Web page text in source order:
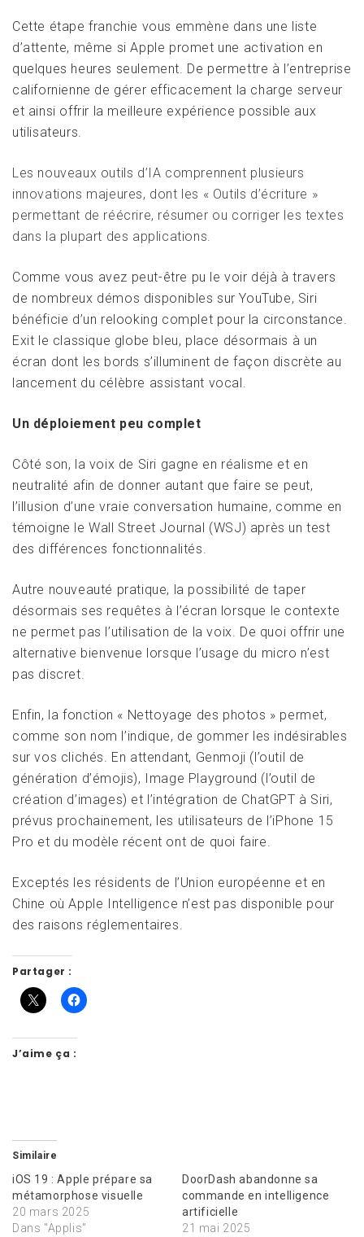
Cette étape franchie vous emmène dans une liste
d’attente, même si Apple promet une activation en
quelques heures seulement. De permettre à l’entreprise
californienne de gérer efficacement la charge serveur
et ainsi offrir la meilleure expérience possible aux
utilisateurs.
Les nouveaux outils d’IA comprennent plusieurs
innovations majeures, dont les « Outils d’écriture »
permettant de réécrire, résumer ou corriger les textes
dans la plupart des applications.
Comme vous avez peut-être pu le voir déjà à travers
de nombreux démos disponibles sur YouTube, Siri
bénéficie d’un relooking complet pour la circonstance.
Exit le classique globe bleu, place désormais à un
écran dont les bords s’illuminent de façon discrète au
lancement du célèbre assistant vocal.
Un déploiement peu complet
Côté son, la voix de Siri gagne en réalisme et en
neutralité afin de donner autant que faire se peut,
l’illusion d’une vraie conversation humaine, comme en
témoigne le Wall Street Journal (WSJ) après un test
des différences fonctionnalités.
Autre nouveauté pratique, la possibilité de taper
désormais ses requêtes à l’écran lorsque le contexte
ne permet pas l’utilisation de la voix. De quoi offrir une
alternative bienvenue lorsque l’usage du micro n’est
pas discret.
Enfin, la fonction « Nettoyage des photos » permet,
comme son nom l’indique, de gommer les indésirables
sur vos clichés. En attendant, Genmoji (l’outil de
génération d’émojis), Image Playground (l’outil de
création d’images) et l’intégration de ChatGPT à Siri,
prévus prochainement, les utilisateurs de l’iPhone 15
Pro et du modèle récent ont de quoi faire.
Exceptés les résidents de l’Union européenne et en
Chine où Apple Intelligence n’est pas disponible pour
des raisons réglementaires.
Partager :
J’aime ça :
Similaire
iOS 19 : Apple prépare sa
métamorphose visuelle
20 mars 2025
Dans "Applis"
DoorDash abandonne sa
commande en intelligence
artificielle
21 mai 2025